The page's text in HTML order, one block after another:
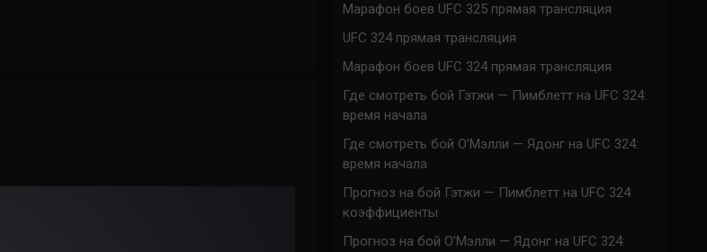
Марафон боев UFC 325 прямая трансляция
UFC 324 прямая трансляция
Марафон боев UFC 324 прямая трансляция
Где смотреть бой Гэтжи — Пимблетт на UFC 324:
время начала
Где смотреть бой О’Мэлли — Ядонг на UFC 324:
время начала
Прогноз на бой Гэтжи — Пимблетт на UFC 324:
коэффициенты
Прогноз на бой О’Мэлли — Ядонг на UFC 324: